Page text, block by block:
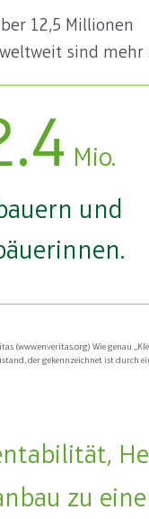
12,5 Millionen
sind mehr
Mio.
und
(www.enveritas.org) Wie genau
der gekennzeichnet ist durch
zu